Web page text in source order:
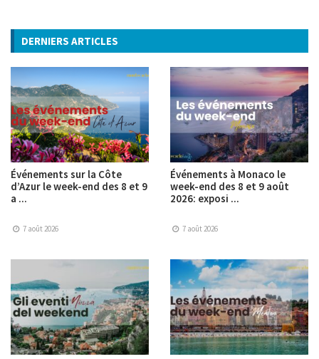
DERNIERS ARTICLES
Événements sur la Côte
d’Azur le week-end des 8 et 9
a ...
7 août 2026
Événements à Monaco le
week-end des 8 et 9 août
2026: exposi ...
7 août 2026